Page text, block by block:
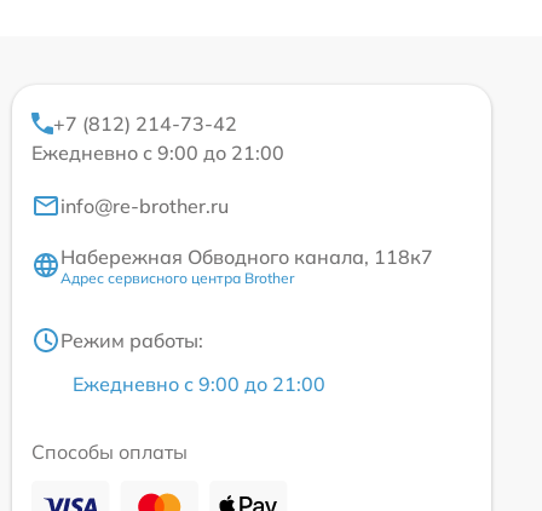
+7 (812) 214-73-42
Ежедневно с 9:00 до 21:00
info@re-brother.ru
Набережная Обводного канала, 118к7
Адрес сервисного центра Brother
Режим работы:
Ежедневно с 9:00 до 21:00
Способы оплаты